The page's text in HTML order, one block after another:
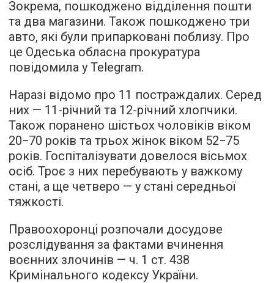
Зокрема, пошкоджено відділення пошти
та два магазини. Також пошкоджено три
авто, які були припарковані поблизу. Про
це Одеська обласна прокуратура
повідомила у Telegram.
Наразі відомо про 11 постраждалих. Серед
них — 11-річний та 12-річний хлопчики.
Також поранено шістьох чоловіків віком
20−70 років та трьох жінок віком 52−75
років. Госпіталізувати довелося вісьмох
осіб. Троє з них перебувають у важкому
стані, а ще четверо — у стані середньої
тяжкості.
Правоохоронці розпочали досудове
розслідування за фактами вчинення
воєнних злочинів — ч. 1 ст. 438
Кримінального кодексу України.